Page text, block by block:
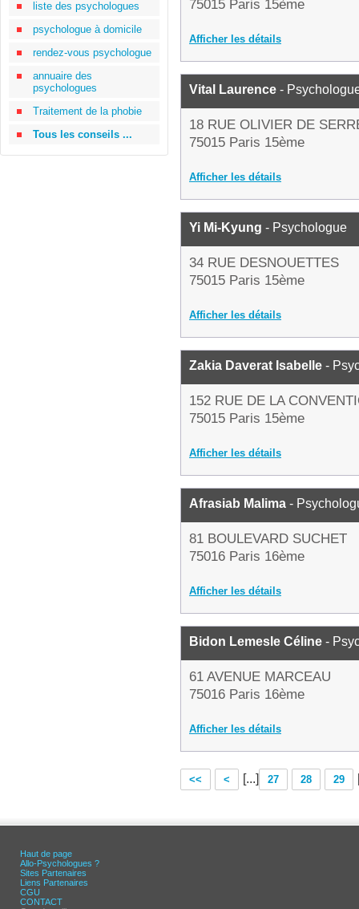
liste des psychologues
psychologue à domicile
rendez-vous psychologue
annuaire des
psychologues
Traitement de la phobie
Tous les conseils ...
75015 Paris 15ème
Afficher les détails
Vital Laurence -
18 RUE OLIVIER DE
75015 Paris 15ème
Afficher les détails
Yi Mi-Kyung - Psychologue
34 RUE DESNOUETTES
75015 Paris 15ème
Afficher les détails
Zakia Daverat Isabelle -
152 RUE DE LA
75015 Paris 15ème
Afficher les détails
Afrasiab Malima -
81 BOULEVARD SUCHET
75016 Paris 16ème
Afficher les détails
Bidon Lemesle Céline -
61 AVENUE MARCEAU
75016 Paris 16ème
Afficher les détails
<< < [...] 27 28 29
Haut de page
Allo-Psychologues ?
Sites Partenaires
Liens Partenaires
CGU
CONTACT